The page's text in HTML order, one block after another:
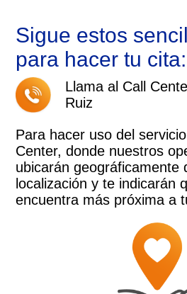
Sigue estos
para hacer tu cita:
Llama al Call
Ruiz
Para hacer uso del
Center, donde nuestros
ubicarán geográficamente
localización y te indicarán
encuentra más próxima a